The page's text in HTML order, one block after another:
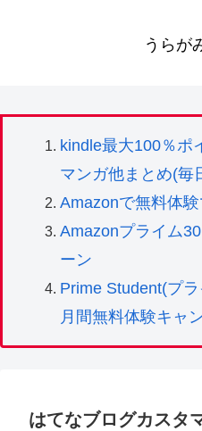
うらが
kindle最大100％ポ
マンガ他まとめ(毎
Amazonで無料体
Amazonプライム
ーン
Prime Student(プ
月間無料体験キャ
はてなブログカスタ